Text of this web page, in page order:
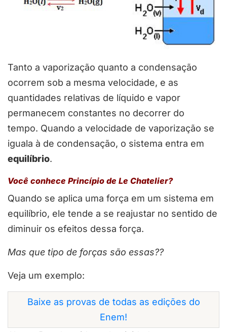
Tanto a vaporização quanto a condensação
ocorrem sob a mesma velocidade, e as
quantidades relativas de líquido e vapor
permanecem constantes no decorrer do
tempo. Quando a velocidade de vaporização se
iguala à de condensação, o sistema entra em
equilíbrio.
Você conhece Princípio de Le Chatelier?
Quando se aplica uma força em um sistema em
equilíbrio, ele tende a se reajustar no sentido de
diminuir os efeitos dessa força.
Mas que tipo de forças são essas??
Veja um exemplo:
Baixe as provas de todas as edições do
Enem!